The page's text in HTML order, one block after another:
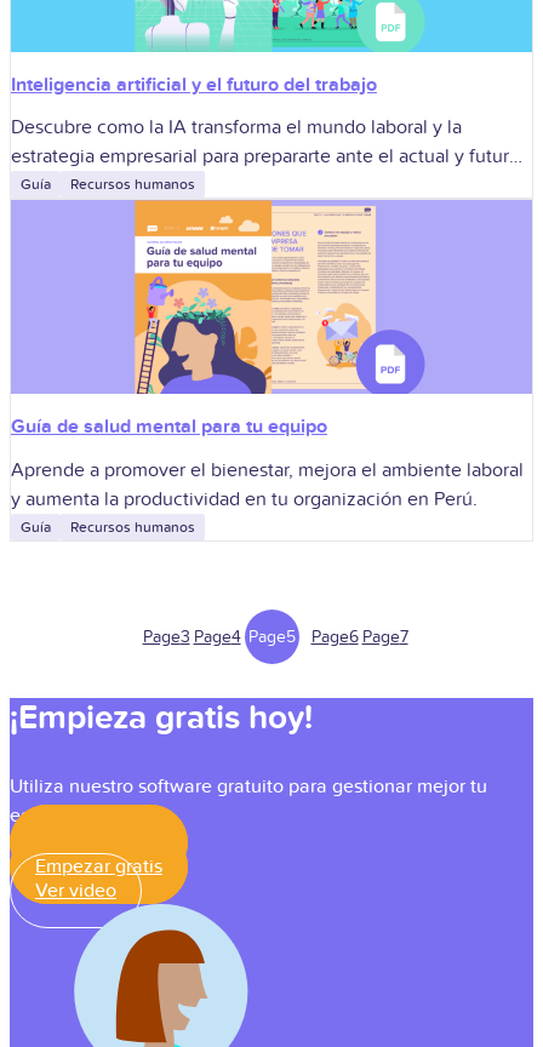
Inteligencia artificial y el futuro del trabajo
Descubre como la IA transforma el mundo laboral y la
estrategia empresarial para prepararte ante el actual y futuro
en una era cada vez más automatizada y digital.
Guía Recursos humanos
Guía de salud mental para tu equipo
Aprende a promover el bienestar, mejora el ambiente laboral
y aumenta la productividad en tu organización en Perú.
Guía Recursos humanos
Page3 Page4 Page5 Page6 Page7
¡Empieza gratis hoy!
Utiliza nuestro software gratuito para gestionar mejor tu
equipo.
Empezar gratis
Ver video